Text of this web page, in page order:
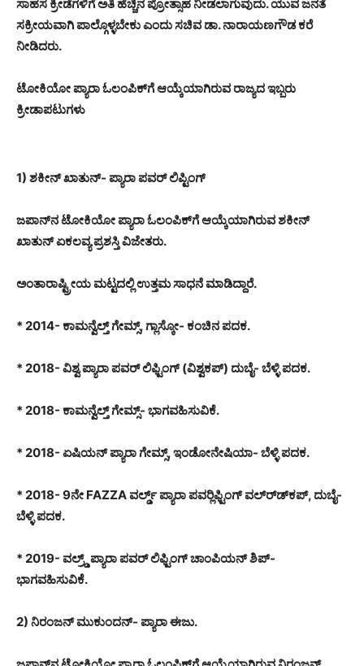
ಸಾಹಸ ಕ್ರೀಡೆಗಳಿಗೆ ಅತಿ ಹೆಚ್ಚಿನ ಪ್ರೋತ್ಸಾಹ ನೀಡಲಾಗುವುದು. ಯುವ ಜನತೆ
ಸಕ್ರೀಯವಾಗಿ ಪಾಲ್ಗೊಳ್ಳಬೇಕು ಎಂದು ಸಚಿವ ಡಾ. ನಾರಾಯಣಗೌಡ ಕರೆ
ನೀಡಿದರು.
ಟೋಕಿಯೋ ಪ್ಯಾರಾ ಓಲಂಪಿಕ್‍ಗೆ ಆಯ್ಕೆಯಾಗಿರುವ ರಾಜ್ಯದ ಇಬ್ಬರು
ಕ್ರೀಡಾಪಟುಗಳು
1) ಶಕೀನ್ ಖಾತುನ್- ಪ್ಯಾರಾ ಪವರ್ ಲಿಪ್ಟಿಂಗ್
ಜಪಾನ್‍ನ ಟೋಕಿಯೋ ಪ್ಯಾರಾ ಓಲಂಪಿಕ್‍ಗೆ ಆಯ್ಕೆಯಾಗಿರುವ ಶಕೀನ್
ಖಾತುನ್ ಏಕಲವ್ಯ ಪ್ರಶಸ್ತಿ ವಿಜೇತರು.
ಅಂತಾರಾಷ್ಟ್ರೀಯ ಮಟ್ಟದಲ್ಲಿ ಉತ್ತಮ ಸಾಧನೆ ಮಾಡಿದ್ದಾರೆ.
* 2014- ಕಾಮನ್ವೆಲ್ತ್ ಗೇಮ್ಸ್, ಗ್ಲಾಸ್ಕೋ- ಕಂಚಿನ ಪದಕ.
* 2018- ವಿಶ್ವ ಪ್ಯಾರಾ ಪವರ್ ಲಿಫ್ಟಿಂಗ್ (ವಿಶ್ವಕಪ್) ದುಬೈ- ಬೆಳ್ಳಿ ಪದಕ.
* 2018- ಕಾಮನ್ವೆಲ್ತ್ ಗೇಮ್ಸ್- ಭಾಗವಹಿಸುವಿಕೆ.
* 2018- ಏಷಿಯನ್ ಪ್ಯಾರಾ ಗೇಮ್ಸ್, ಇಂಡೋನೇಷಿಯಾ- ಬೆಳ್ಳಿ ಪದಕ.
* 2018- 9ನೇ FAZZA ವರ್ಲ್ಡ್ ಪ್ಯಾರಾ ಪವರ್‍ಲಿಫ್ಟಿಂಗ್ ವಲ್ರ್ಡ್‍ಕಪ್, ದುಬೈ-
ಬೆಳ್ಳಿ ಪದಕ.
* 2019- ವಲ್ರ್ಡ್ ಪ್ಯಾರಾ ಪವರ್ ಲಿಫ್ಟಿಂಗ್ ಚಾಂಪಿಯನ್ ಶಿಪ್-
ಭಾಗವಹಿಸುವಿಕೆ.
2) ನಿರಂಜನ್ ಮುಕುಂದನ್- ಪ್ಯಾರಾ ಈಜು.